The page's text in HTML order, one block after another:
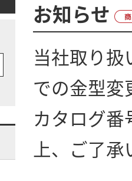
お知らせ
当社取り
での金型
カタログ
上、ご了承